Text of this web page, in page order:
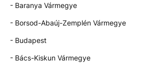
- Baranya Vármegye
- Borsod-Abaúj-Zemplén Vármegye
- Budapest
- Bács-Kiskun Vármegye